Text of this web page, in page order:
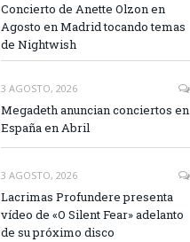
Concierto de Anette Olzon en
Agosto en Madrid tocando temas
de Nightwish
3 AGOSTO, 2026
Megadeth anuncian conciertos en
España en Abril
3 AGOSTO, 2026
Lacrimas Profundere presenta
vídeo de «O Silent Fear» adelanto
de su próximo disco